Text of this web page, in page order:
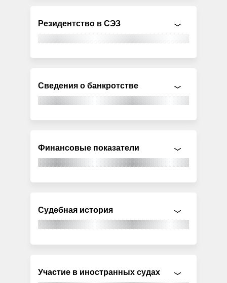
Резидентство в СЭЗ
Сведения о банкротстве
Финансовые показатели
Судебная история
Участие в иностранных судах